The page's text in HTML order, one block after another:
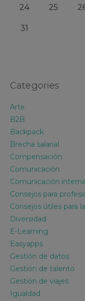
24 25
31
Categories
Arte
B2B
Backpack
Brecha salarial
Compensación
Comunicación
Comunicación interna
Consejos para
Consejos útiles para
Diversidad
E-Learning
Easyapps
Gestión de datos
Gestión de talento
Gestión de viajes
Igualdad